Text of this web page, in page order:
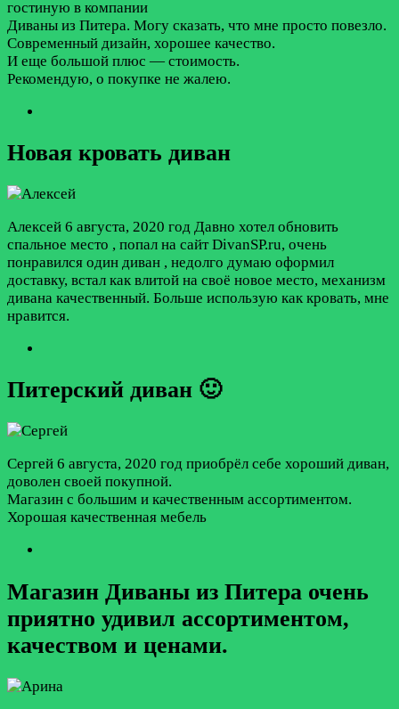
гостиную в компании
Диваны из Питера. Могу сказать, что мне просто повезло.
Современный дизайн, хорошее качество.
И еще большой плюс — стоимость.
Рекомендую, о покупке не жалею.
Новая кровать диван
Алексей 6 августа, 2020 год Давно хотел обновить
спальное место , попал на сайт DivanSP.ru, очень
понравился один диван , недолго думаю оформил
доставку, встал как влитой на своё новое место, механизм
дивана качественный. Больше использую как кровать, мне
нравится.
Питерский диван 🙂
Сергей 6 августа, 2020 год приобрёл себе хороший диван,
доволен своей покупной.
Магазин с большим и качественным ассортиментом.
Хорошая качественная мебель
Магазин Диваны из Питера очень
приятно удивил ассортиментом,
качеством и ценами.